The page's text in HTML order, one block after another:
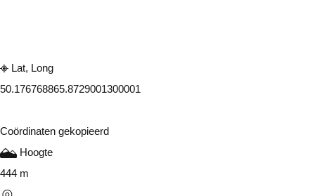
Lat, Long
50.176768865.8729001300001
Coördinaten gekopieerd
Hoogte
444 m